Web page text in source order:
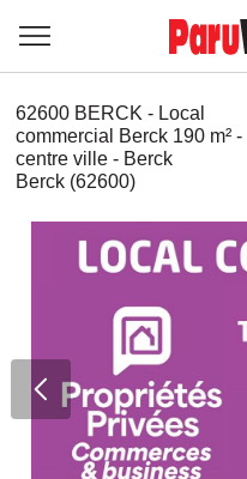
62600 BERCK - Local
commercial Berck 190 m² -
centre ville - Berck
Berck (62600)